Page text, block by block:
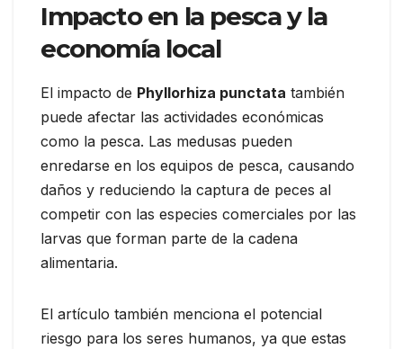
Impacto en la pesca y la
economía local
El impacto de Phyllorhiza punctata también
puede afectar las actividades económicas
como la pesca. Las medusas pueden
enredarse en los equipos de pesca, causando
daños y reduciendo la captura de peces al
competir con las especies comerciales por las
larvas que forman parte de la cadena
alimentaria.
El artículo también menciona el potencial
riesgo para los seres humanos, ya que estas